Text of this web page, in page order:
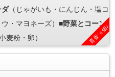
ダ（じゃがいも・にんじん・塩コ
ウ・マヨネーズ）■野菜とコーン
麦粉・卵） 音香’ｓ畑♪